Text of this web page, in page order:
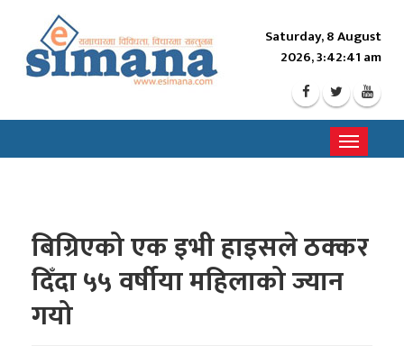
Saturday, 8 August
2026, 3:42:42 am
Toggle
बिग्रिएको एक इभी हाइसले ठक्कर
दिँदा ५५ वर्षीया महिलाको ज्यान
गयो